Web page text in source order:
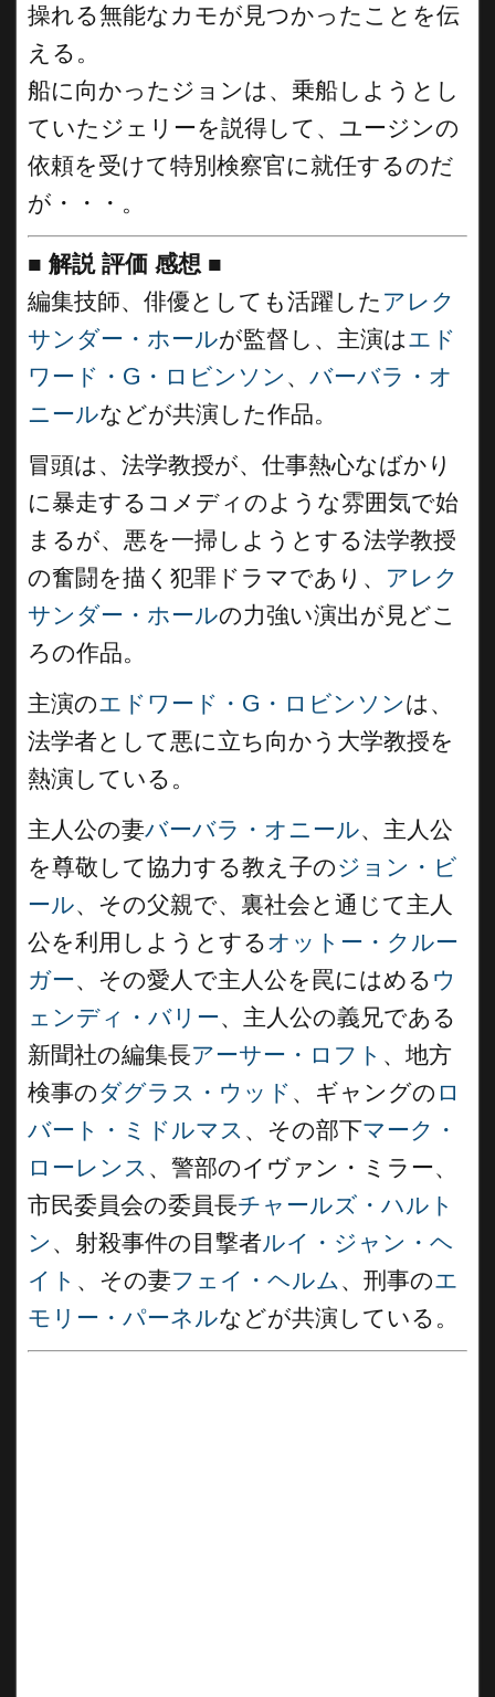
操れる無能なカモが見つかったことを伝
える。
船に向かったジョンは、乗船しようとし
ていたジェリーを説得して、ユージンの
依頼を受けて特別検察官に就任するのだ
が・・・。
■ 解説 評価 感想 ■
編集技師、俳優としても活躍した アレク
サンダー・ホールが監督し、主演はエド
ワード・G・ロビンソン 、 バーバラ・オ
ニールなどが共演した作品。
冒頭は、法学教授が、仕事熱心なばかり
に暴走するコメディのような雰囲気で始
まるが、悪を一掃しようとする法学教授
の奮闘を描く犯罪ドラマであり、 アレク
サンダー・ホールの力強い演出が見どこ
ろの作品。
主演のエドワード・G・ロビンソンは、
法学者として悪に立ち向かう大学教授を
熱演している。
主人公の妻バーバラ・オニール、主人公
を尊敬して協力する教え子のジョン・ビ
ール、その父親で、裏社会と通じて主人
公を利用しようとするオットー・クルー
ガー、その愛人で主人公を罠にはめる ウ
ェンディ・バリー、主人公の義兄である
新聞社の編集長アーサー・ロフト 、地方
検事のダグラス・ウッド 、ギャングの ロ
バート・ミドルマス 、その部下マーク・
ローレンス 、警部のイヴァン・ミラー、
市民委員会の委員長チャールズ・ハルト
ン 、射殺事件の目撃者ルイ・ジャン・ヘ
イト 、その妻フェイ・ヘルム、刑事のエ
モリー・パーネルなどが共演している。